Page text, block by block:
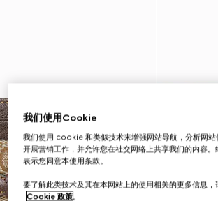
我们使用Cookie
我们使用 cookie 和类似技术来增强网站导航，分析网站
开展营销工作，并允许您在社交网络上共享我们的内容。
表示您同意本使用条款。
要了解此类技术及其在本网站上的使用相关的更多信息，
Cookie 政策。